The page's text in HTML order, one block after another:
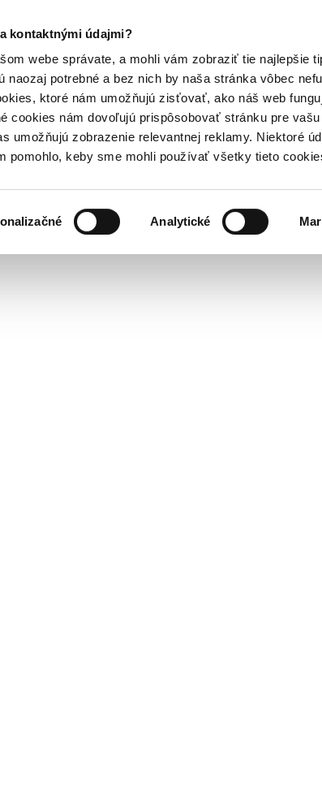
kontaktnými údajmi?
webe správate, a mohli vám zobraziť tie najlepšie
naozaj potrebné a bez nich by naša stránka vôbec
ktoré nám umožňujú zisťovať, ako náš web
cookies nám dovoľujú prispôsobovať stránku pre
umožňujú zobrazenie relevantnej reklamy. Niektoré
pomohlo, keby sme mohli používať všetky tieto
Analytické